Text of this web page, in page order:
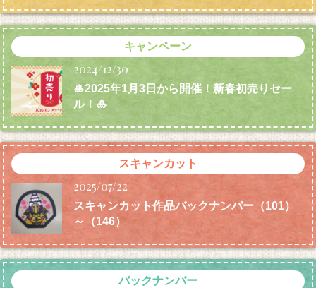
キャンペーン
2024/12/30
🎍2025年1月3日から開催！新春初売りセー
ル！🎍
スキャンカット
2025/07/22
スキャンカット作品バックナンバー（101）
～（146）
バックナンバー